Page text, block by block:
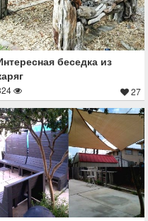
беседка из
27